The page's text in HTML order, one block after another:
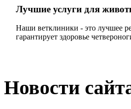
Лучшие услуги для
Наши ветклиники - это лучшее
гарантирует здоровье
Новости